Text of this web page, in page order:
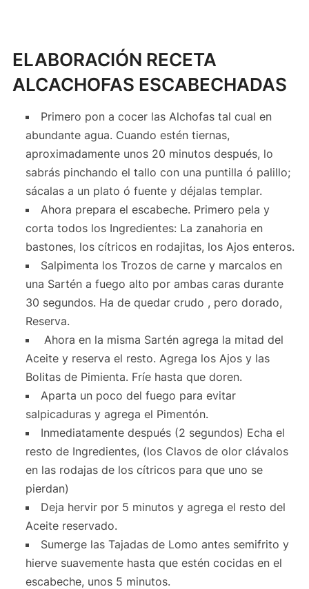
ELABORACIÓN RECETA
ALCACHOFAS ESCABECHADAS
Primero pon a cocer las Alchofas tal cual en
abundante agua. Cuando estén tiernas,
aproximadamente unos 20 minutos después, lo
sabrás pinchando el tallo con una puntilla ó palillo;
sácalas a un plato ó fuente y déjalas templar.
Ahora prepara el escabeche. Primero pela y
corta todos los Ingredientes: La zanahoria en
bastones, los cítricos en rodajitas, los Ajos enteros.
Salpimenta los Trozos de carne y marcalos en
una Sartén a fuego alto por ambas caras durante
30 segundos. Ha de quedar crudo , pero dorado,
Reserva.
Ahora en la misma Sartén agrega la mitad del
Aceite y reserva el resto. Agrega los Ajos y las
Bolitas de Pimienta. Fríe hasta que doren.
Aparta un poco del fuego para evitar
salpicaduras y agrega el Pimentón.
Inmediatamente después (2 segundos) Echa el
resto de Ingredientes, (los Clavos de olor clávalos
en las rodajas de los cítricos para que uno se
pierdan)
Deja hervir por 5 minutos y agrega el resto del
Aceite reservado.
Sumerge las Tajadas de Lomo antes semifrito y
hierve suavemente hasta que estén cocidas en el
escabeche, unos 5 minutos.